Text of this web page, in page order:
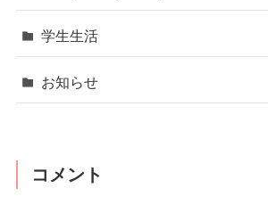
学生生活
お知らせ
コメント